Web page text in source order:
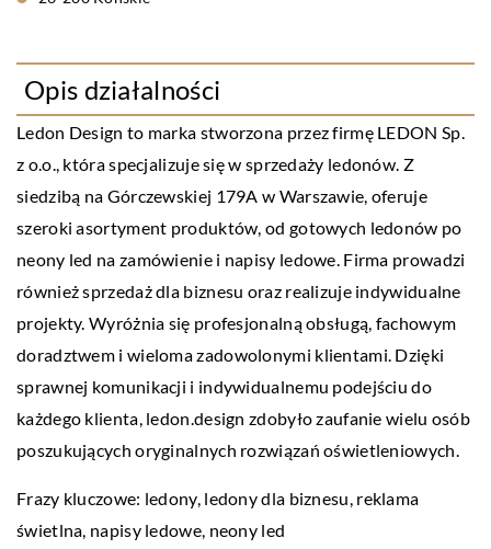
Opis działalności
Ledon Design to marka stworzona przez firmę LEDON Sp.
z o.o., która specjalizuje się w sprzedaży ledonów. Z
siedzibą na Górczewskiej 179A w Warszawie, oferuje
szeroki asortyment produktów, od gotowych ledonów po
neony led na zamówienie i napisy ledowe. Firma prowadzi
również sprzedaż dla biznesu oraz realizuje indywidualne
projekty. Wyróżnia się profesjonalną obsługą, fachowym
doradztwem i wieloma zadowolonymi klientami. Dzięki
sprawnej komunikacji i indywidualnemu podejściu do
każdego klienta, ledon.design zdobyło zaufanie wielu osób
poszukujących oryginalnych rozwiązań oświetleniowych.
Frazy kluczowe: ledony, ledony dla biznesu, reklama
świetlna, napisy ledowe, neony led